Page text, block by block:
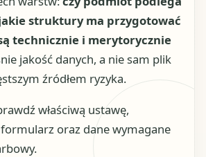
struktury ma przygotować
technicznie i merytorycznie
jakość danych, a nie sam plik
źródłem ryzyka.
właściwą ustawę,
oraz dane wymagane